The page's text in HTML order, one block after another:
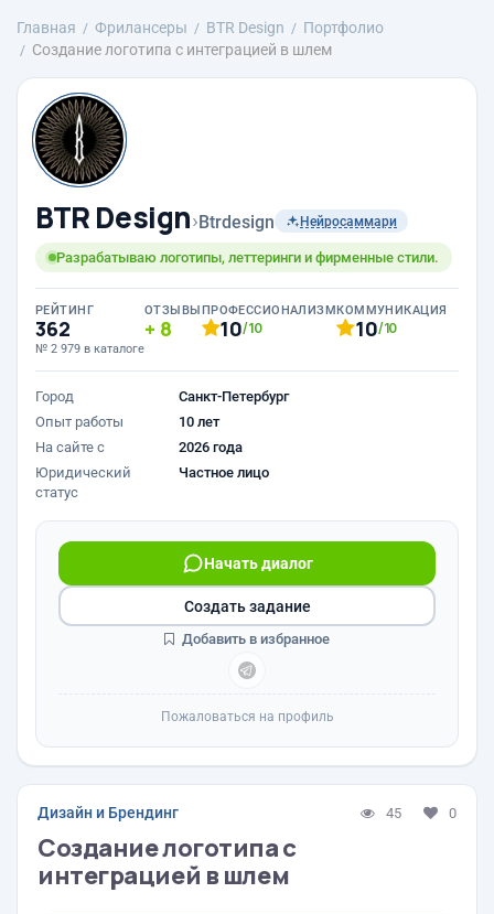
Главная Фрилансеры BTR Design
Портфолио
Создание логотипа с интеграцией в шлем
BTR Design›Btrdesign Нейросаммари
Разрабатываю логотипы, леттеринги и фирменные стили.
РЕЙТИНГ
362
№ 2 979 в каталоге
ОТЗЫВЫ
8
ПРОФЕССИОНАЛИЗМ
10/10
КОММУНИКАЦИЯ
10/10
Город
Санкт-Петербург
Опыт работы
10 лет
На сайте с
2026 года
Юридический
статус
Частное лицо
Начать диалог
Создать задание
Добавить в избранное
Пожаловаться на профиль
Дизайн и Брендинг 45 0
Создание логотипа с
интеграцией в шлем